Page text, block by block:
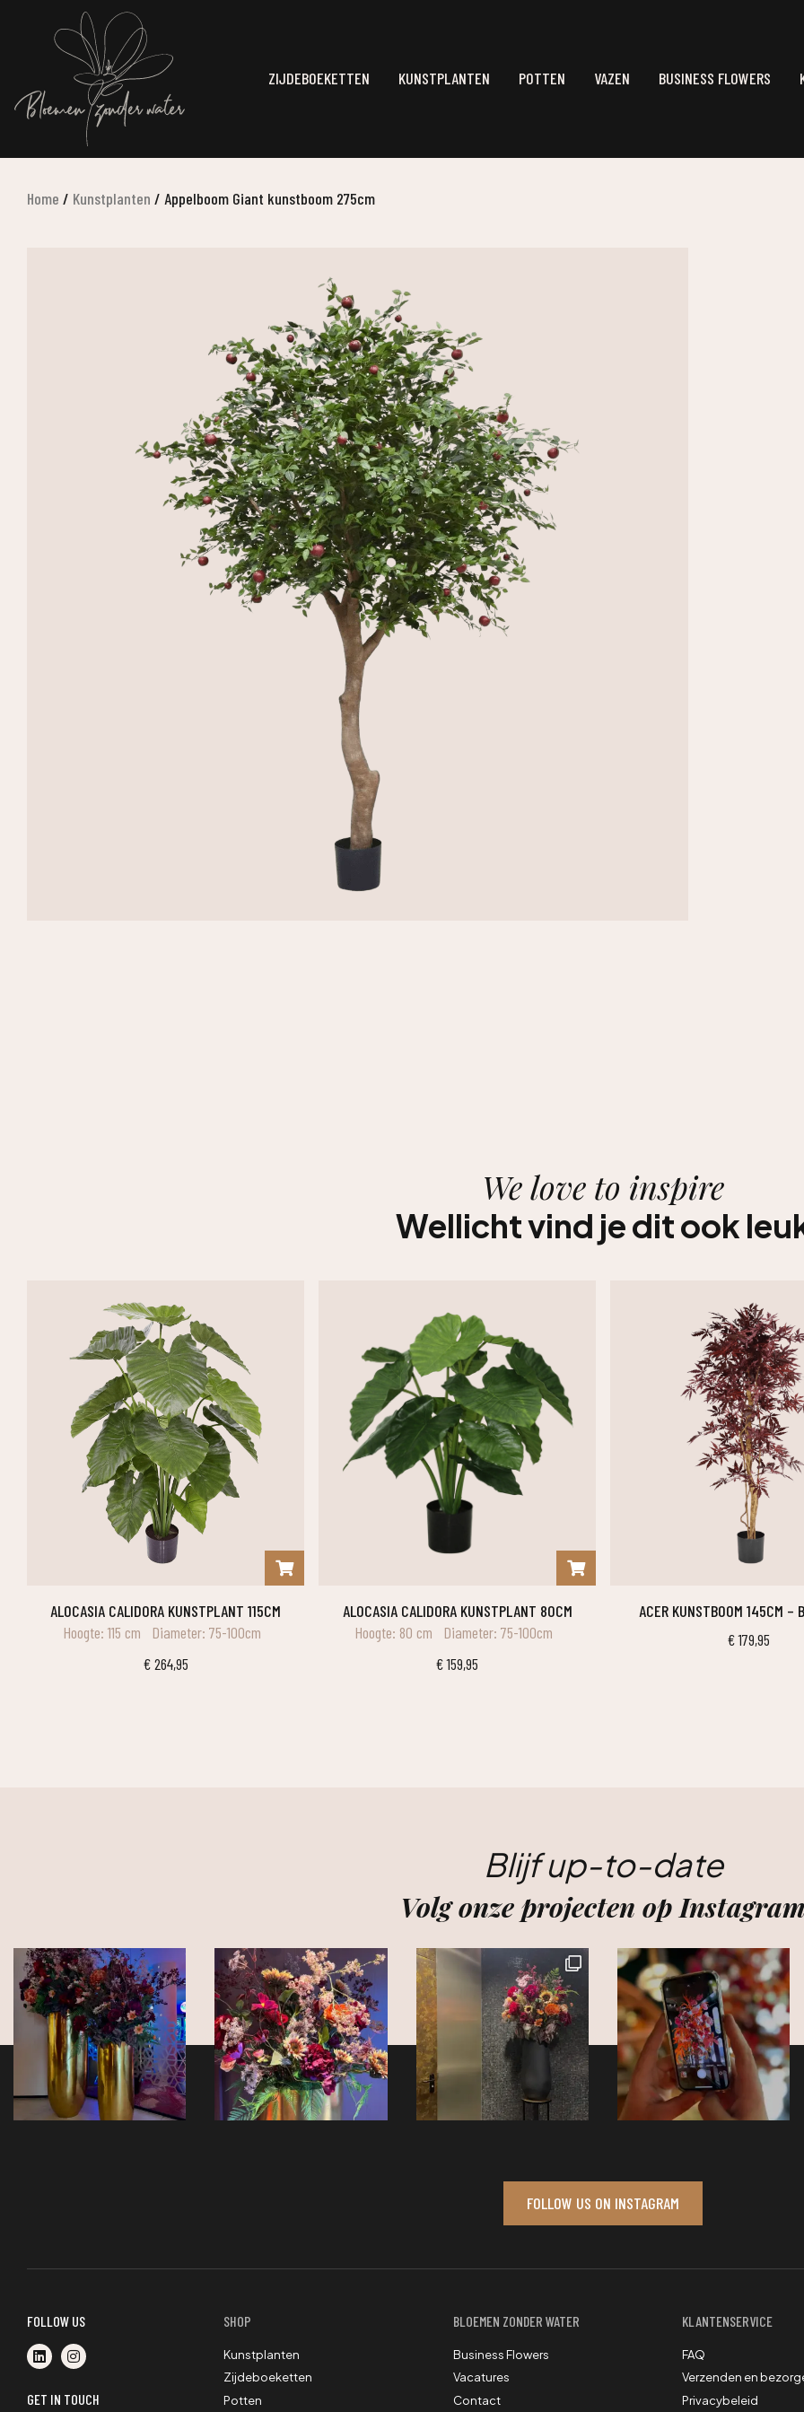
ZIJDEBOEKETTEN KUNSTPLANTEN POTTEN VAZEN BUSINESS FLOWERS
Home / Kunstplanten / Appelboom Giant kunstboom 275cm
We love to inspire
Wellicht vind je dit ook
ALOCASIA CALIDORA KUNSTPLANT 115CM
Hoogte: 115 cm
Diameter: 75-100cm
€ 264,95
ALOCASIA CALIDORA KUNSTPLANT 80CM
Hoogte: 80 cm
Diameter: 75-100cm
€159,95
ACER KUNSTBOOM 145CM –
€179,95
Blijf up-to-date
Volg onze projecten op
FOLLOW US ON INSTAGRAM
FOLLOW US
GET IN TOUCH
SHOP
Kunstplanten
Zijdeboeketten
Potten
BLOEMEN ZONDER WATER
Business Flowers
Vacatures
Contact
KLANTENSERVICE
FAQ
Verzenden en
Privacybeleid